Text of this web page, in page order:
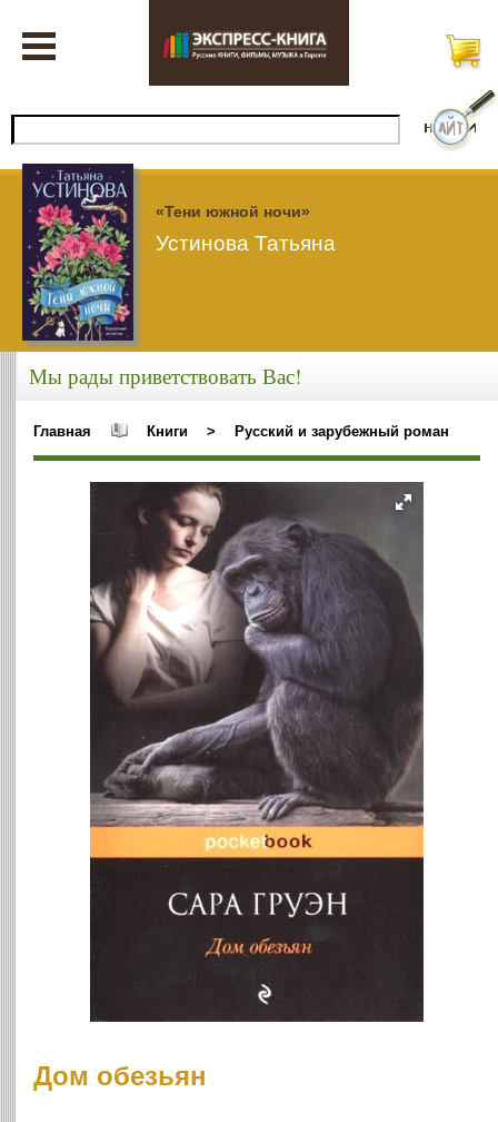
«Тени южной ночи»
Устинова Татьяна
Мы рады приветствовать Вас!
Главная Книги > Русский и зарубежный роман
Дом обезьян